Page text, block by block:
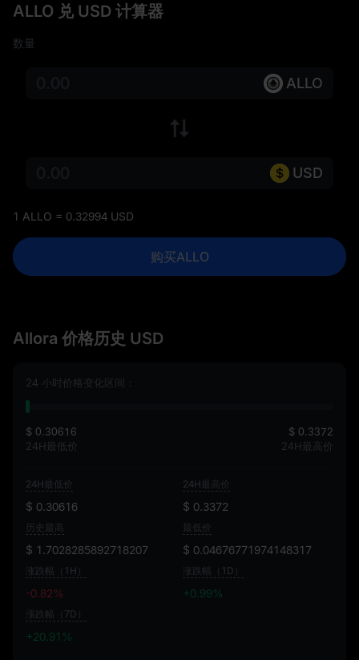
ALLO 兑 USD 计算器
数量
ALLO
USD
1 ALLO = 0.32994 USD
购买ALLO
Allora 价格历史 USD
24 小时价格变化区间：
$ 0.30616
24H最低价
$ 0.3372
24H最高价
24H最低价
$ 0.30616
24H最高价
$ 0.3372
历史最高
$ 1.7028285892718207
最低价
$ 0.04676771974148317
涨跌幅（1H）
-0.82%
涨跌幅（1D）
+0.99%
漲跌幅（7D）
+20.91%